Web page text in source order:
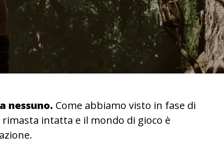
nessuno. Come abbiamo visto in fase di
intatta e il mondo di gioco è